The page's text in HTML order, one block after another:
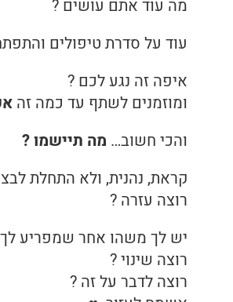
מה עוד אתם עושים ?
עוד על סדרת טיפולים
איפה זה נגע לכם ?
ומוזמנים לשתף עד כמה זה
והכי חשוב… מה תיישמו ?
קראת, נהנית, ולא התחלת
רוצה עזרה ?
יש לך משהו אחר שמפריע
רוצה שינוי ?
רוצה לדבר על זה ?